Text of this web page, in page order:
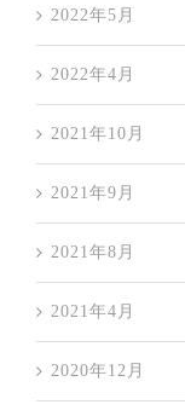
2022年5月
2022年4月
2021年10月
2021年9月
2021年8月
2021年4月
2020年12月